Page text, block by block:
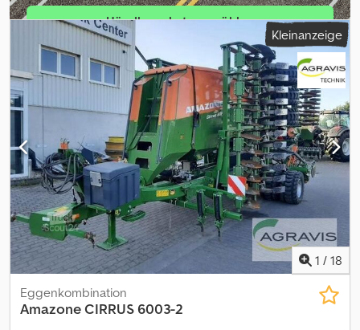
Händlerpaket auswählen
Einzelinserat erstellen
Kleinanzeige
1 / 18
Eggenkombination
AmazoneCIRRUS 6003-2